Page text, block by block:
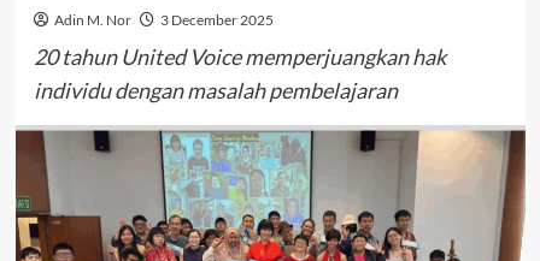
Adin M. Nor 3 December 2025
20 tahun United Voice memperjuangkan hak
individu dengan masalah pembelajaran